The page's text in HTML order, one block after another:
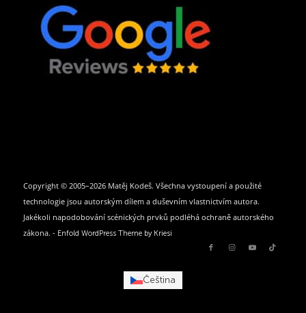
Copyright © 2005–2026 Matěj Kodeš. Všechna vystoupení a použité
technologie jsou autorským dílem a duševním vlastnictvím autora.
Jakékoli napodobování scénických prvků podléhá ochraně autorského
zákona. - Enfold WordPress Theme by Kriesi
Čeština